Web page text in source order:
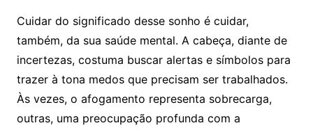
Cuidar do significado desse sonho é cuidar,
também, da sua saúde mental. A cabeça, diante de
incertezas, costuma buscar alertas e símbolos para
trazer à tona medos que precisam ser trabalhados.
Às vezes, o afogamento representa sobrecarga,
outras, uma preocupação profunda com a